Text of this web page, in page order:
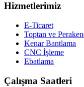
Hizmetlerimiz
E-Ticaret
Toptan ve
Kenar Bantlama
CNC İşleme
Ebatlama
Çalışma Saatleri